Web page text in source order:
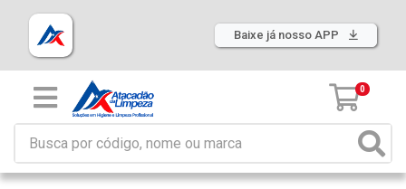
Baixe já nosso APP
0